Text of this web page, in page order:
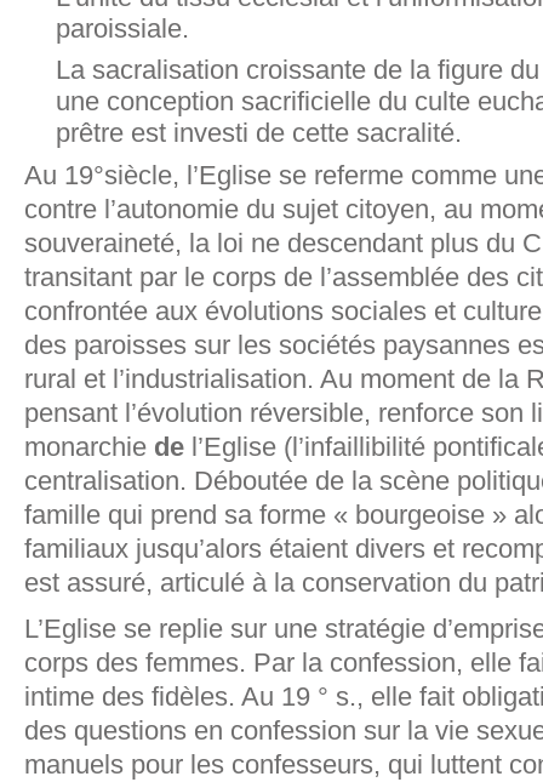
paroissiale.
La sacralisation croissante de la figure
une conception sacrificielle du culte
prêtre est investi de cette sacralité.
Au 19°siècle, l’Eglise se referme comme
contre l’autonomie du sujet citoyen, au
souveraineté, la loi ne descendant plus du
transitant par le corps de l’assemblée des
confrontée aux évolutions sociales et
des paroisses sur les sociétés paysannes
rural et l’industrialisation. Au moment de la
pensant l’évolution réversible, renforce son
monarchie de l’Eglise (l’infaillibilité
centralisation. Déboutée de la scène
famille qui prend sa forme « bourgeoise »
familiaux jusqu’alors étaient divers et
est assuré, articulé à la conservation du
L’Eglise se replie sur une stratégie
corps des femmes. Par la confession, elle
intime des fidèles. Au 19 ° s., elle fait
des questions en confession sur la vie
manuels pour les confesseurs, qui luttent